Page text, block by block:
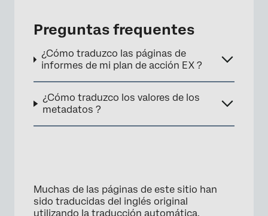
Preguntas frequentes
¿Cómo traduzco las páginas de
informes de mi plan de acción EX ?
¿Cómo traduzco los valores de los
metadatos ?
Muchas de las páginas de este sitio han
sido traducidas del inglés original
utilizando la traducción automática.